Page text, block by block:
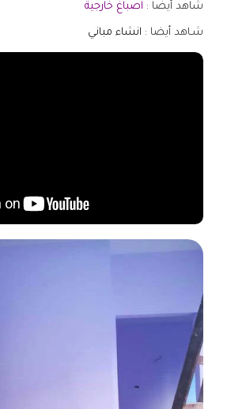
شاهد أيضا : اصباغ خارجية
شـاهد أيضا : انشاء مباني